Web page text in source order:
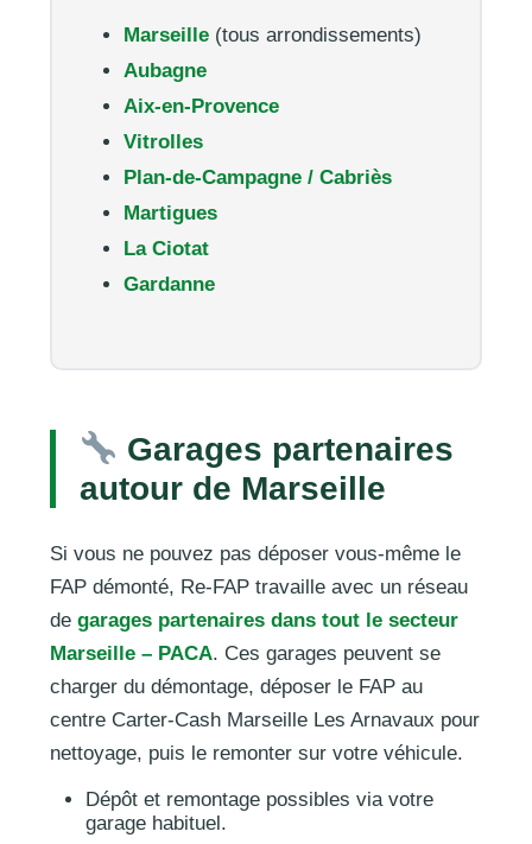
Marseille (tous arrondissements)
Aubagne
Aix-en-Provence
Vitrolles
Plan-de-Campagne / Cabriès
Martigues
La Ciotat
Gardanne
Garages partenaires
autour de Marseille
Si vous ne pouvez pas déposer vous-même le
FAP démonté, Re-FAP travaille avec un réseau
degarages partenaires dans tout le secteur
Marseille – PACA. Ces garages peuvent se
charger du démontage, déposer le FAP au
centre Carter-Cash Marseille Les Arnavaux pour
nettoyage, puis le remonter sur votre véhicule.
Dépôt et remontage possibles via votre
garage habituel.